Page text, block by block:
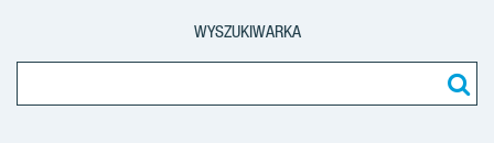
WYSZUKIWARKA